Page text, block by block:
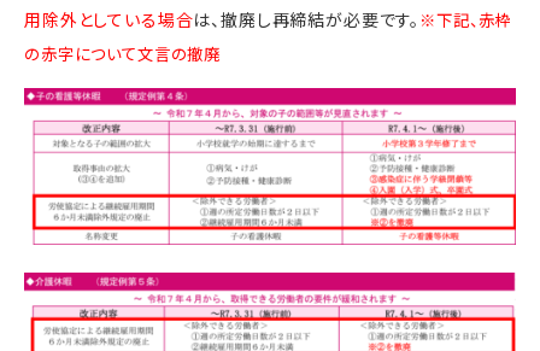
用除外としている場合は、撤廃し再締結が必要です。 ※下記、赤枠
の赤字について文言の撤廃